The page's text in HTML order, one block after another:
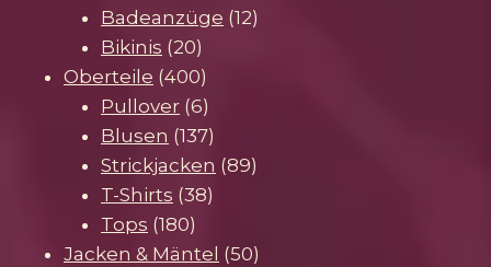
Produkte
Badeanzüge 1212
Bikinis 2020
Produkte
Oberteile 400400
Produkte
Pullover 66
Produkte
Blusen 137137
Produkte
Strickjacken 8989
T-Shirts 3838
Tops 180180
Produkte
Jacken & Mäntel 5050